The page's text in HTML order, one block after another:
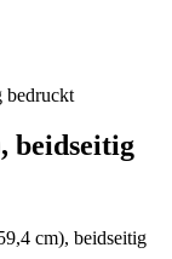
bedruckt
beidseitig